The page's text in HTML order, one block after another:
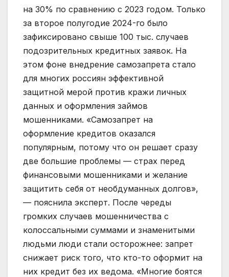
на 30% по сравнению с 2023 годом. Только
за второе полугодие 2024-го было
зафиксировано свыше 100 тыс. случаев
подозрительных кредитных заявок. На
этом фоне внедрение самозапрета стало
для многих россиян эффективной
защитной мерой против кражи личных
данных и оформления займов
мошенниками. «Самозапрет на
оформление кредитов оказался
популярным, потому что он решает сразу
две большие проблемы — страх перед
финансовыми мошенниками и желание
защитить себя от необдуманных долгов»,
— пояснила эксперт. После череды
громких случаев мошенничества с
колоссальными суммами и знаменитыми
людьми люди стали осторожнее: запрет
снижает риск того, что кто-то оформит на
них кредит без их ведома. «Многие боятся